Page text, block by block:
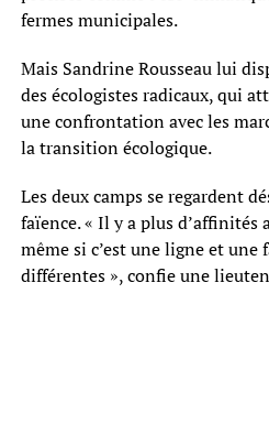
fermes municipales.
Mais Sandrine Rousseau lui
des écologistes radicaux, qui
une confrontation avec les
la transition écologique.
Les deux camps se regardent
faïence. « Il y a plus d’affinités
même si c’est une ligne et une
différentes », confie une